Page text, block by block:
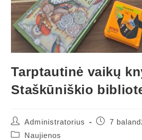
Tarptautinė vaikų
Staškūniškio
Post
author:
Administratorius
Post7
PostNaujienos